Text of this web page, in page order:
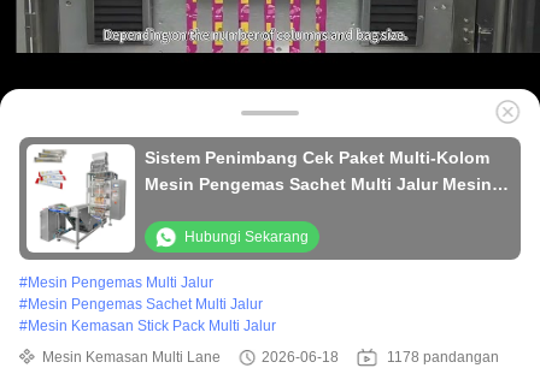
Sistem Penimbang Cek Paket Multi-Kolom
Mesin Pengemas Sachet Multi Jalur Mesin
Hubungi Sekarang
#Mesin Pengemas Multi Jalur
#Mesin Pengemas Sachet Multi Jalur
#Mesin Kemasan Stick Pack Multi Jalur
Mesin Kemasan Multi Lane
2026-06-18 1178 pandangan